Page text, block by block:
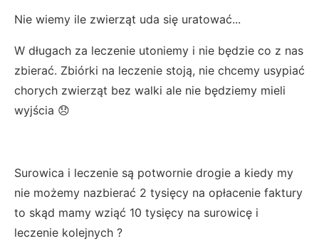
Nie wiemy ile zwierząt uda się uratować...
W długach za leczenie utoniemy i nie będzie co z nas
zbierać. Zbiórki na leczenie stoją, nie chcemy usypiać
chorych zwierząt bez walki ale nie będziemy mieli
wyjścia 😞
Surowica i leczenie są potwornie drogie a kiedy my
nie możemy nazbierać 2 tysięcy na opłacenie faktury
to skąd mamy wziąć 10 tysięcy na surowicę i
leczenie kolejnych ?